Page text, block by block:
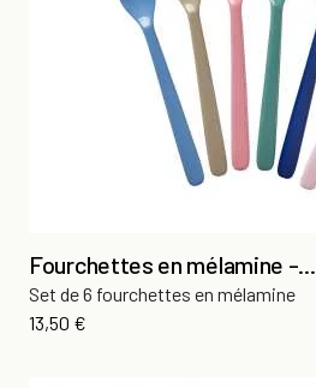
Fourchettes en mélamine -...
Set de 6 fourchettes en mélamine
Prix
13,50 €